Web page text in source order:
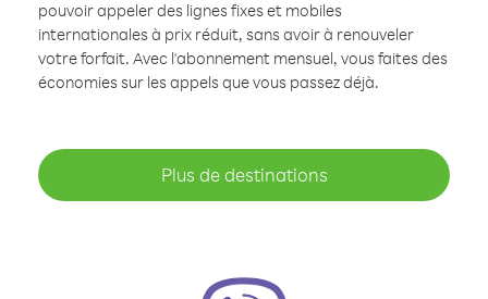
pouvoir appeler des lignes fixes et mobiles
internationales à prix réduit, sans avoir à renouveler
votre forfait. Avec l'abonnement mensuel, vous faites des
économies sur les appels que vous passez déjà.
Plus de destinations